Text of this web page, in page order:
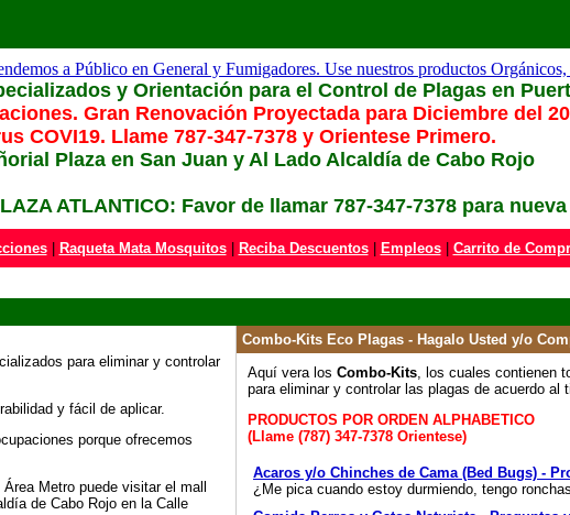
y Orientación para el Control de Plagas en
Gran Renovación Proyectada para Diciembre del
COVI19. Llame 787-347-7378 y Orientese Primero.
Plaza en San Juan y Al Lado Alcaldía de Cabo Rojo
ATLANTICO: Favor de llamar 787-347-7378 para
Raqueta Mata Mosquitos Reciba Descuentos Empleos Carrito de
para eliminar y controlar
y fácil de aplicar.
porque ofrecemos
Metro puede visitar el mall
de Cabo Rojo en la Calle
Combo-Kits Eco Plagas - Hagalo Usted y/o
Aquí vera los Combo-Kits, los cuales contienen
para eliminar y controlar las plagas de acuerdo
PRODUCTOS POR ORDEN ALPHABETICO
(Llame (787) 347-7378 Orientese)
Acaros y/o Chinches de Cama (Bed Bugs) -
¿Me pica cuando estoy durmiendo, tengo